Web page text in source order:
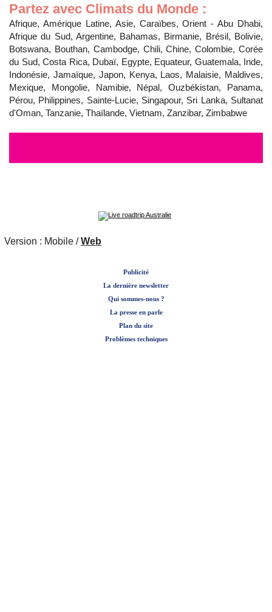
Partez avec Climats du Monde :
Afrique, Amérique Latine, Asie, Caraïbes, Orient - Abu Dhabi,
Afrique du Sud, Argentine, Bahamas, Birmanie, Brésil, Bolivie,
Botswana, Bouthan, Cambodge, Chili, Chine, Colombie, Corée
du Sud, Costa Rica, Dubaï, Egypte, Equateur, Guatemala, Inde,
Indonésie, Jamaïque, Japon, Kenya, Laos, Malaisie, Maldives,
Mexique, Mongolie, Namibie, Népal, Ouzbékistan, Panama,
Pérou, Philippines, Sainte-Lucie, Singapour, Sri Lanka, Sultanat
d'Oman, Tanzanie, Thaïlande, Vietnam, Zanzibar, Zimbabwe
Version : Mobile /Web
Publicité
La dernière newsletter
Qui sommes-nous ?
La presse en parle
Plan du site
Problèmes techniques